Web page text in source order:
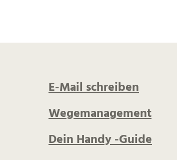
E-Mail schreiben
Wegemanagement
Dein Handy -Guide